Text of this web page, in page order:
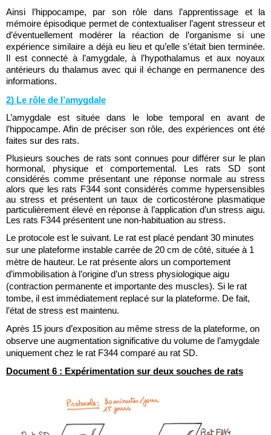
Ainsi l’hippocampe, par son rôle dans l’apprentissage et la
mémoire épisodique permet de contextualiser l’agent stresseur et
d’éventuellement modérer la réaction de l’organisme si une
expérience similaire a déjà eu lieu et qu’elle s’était bien terminée.
Il est connecté à l’amygdale, à l’hypothalamus et aux noyaux
antérieurs du thalamus avec qui il échange en permanence des
informations.
2) Le rôle de l’amygdale
L’amygdale est située dans le lobe temporal en avant de
l’hippocampe. Afin de préciser son rôle, des expériences ont été
faites sur des rats.
Plusieurs souches de rats sont connues pour différer sur le plan
hormonal, physique et comportemental. Les rats SD sont
considérés comme présentant une réponse normale au stress
alors que les rats F344 sont considérés comme hypersensibles
au stress et présentent un taux de corticostérone plasmatique
particulièrement élevé en réponse à l’application d’un stress aigu.
Les rats F344 présentent une non-habituation au stress.
Le protocole est le suivant. Le rat est placé pendant 30 minutes
sur une plateforme instable carrée de 20 cm de côté, située à 1
mètre de hauteur. Le rat présente alors un comportement
d’immobilisation à l’origine d’un stress physiologique aigu
(contraction permanente et importante des muscles). Si le rat
tombe, il est immédiatement replacé sur la plateforme. De fait,
l’état de stress est maintenu.
Après 15 jours d’exposition au même stress de la plateforme, on
observe une augmentation significative du volume de l’amygdale
uniquement chez le rat F344 comparé au rat SD.
Document 6 : Expérimentation sur deux souches de rats